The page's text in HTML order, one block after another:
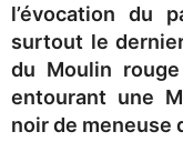
l’évocation du
surtout le
du Moulin
entourant une
noir de meneuse